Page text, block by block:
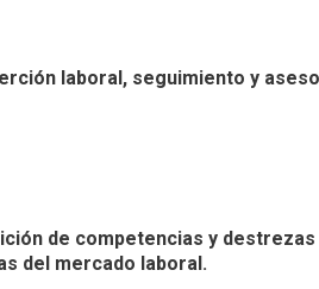
laboral, seguimiento y
de competencias y
del mercado laboral.